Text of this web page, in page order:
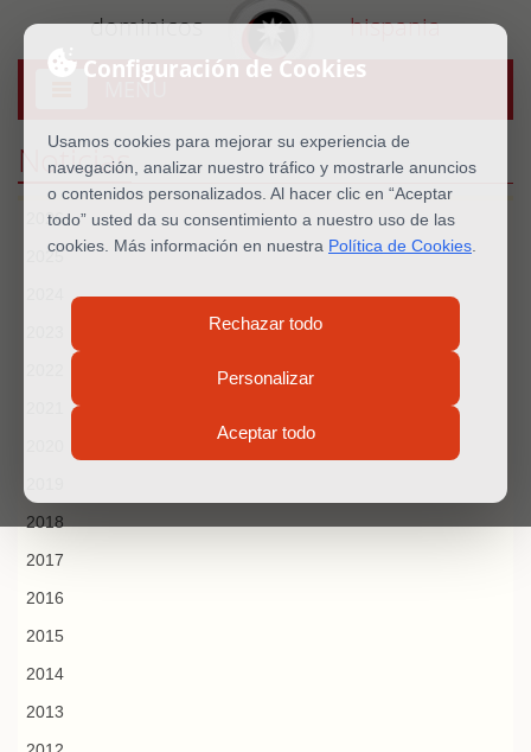
Configuración de Cookies
Usamos cookies para mejorar su experiencia de
navegación, analizar nuestro tráfico y mostrarle anuncios
o contenidos personalizados. Al hacer clic en “Aceptar
todo” usted da su consentimiento a nuestro uso de las
cookies. Más información en nuestra Política de Cookies
Rechazar todo
Personalizar
Aceptar todo
dominicos hispania
MENU
Noticias
2026
2025
2018
2017
2016
2015
2014
2013